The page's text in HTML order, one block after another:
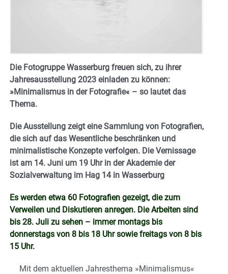
Die Fotogruppe Wasserburg freuen sich, zu ihrer
Jahresausstellung 2023 einladen zu können:
»Minimalismus in der Fotografie« – so lautet das
Thema.
Die Ausstellung zeigt eine Sammlung von Fotografien,
die sich auf das Wesentliche beschränken und
minimalistische Konzepte verfolgen. Die Vernissage
ist am 14. Juni um 19 Uhr in der Akademie der
Sozialverwaltung im Hag 14 in Wasserburg
Es werden etwa 60 Fotografien gezeigt, die zum
Verweilen und Diskutieren anregen. Die Arbeiten sind
bis 28. Juli zu sehen – immer montags bis
donnerstags von 8 bis 18 Uhr sowie freitags von 8 bis
15 Uhr.
Mit dem aktuellen Jahresthema »Minimalismus«